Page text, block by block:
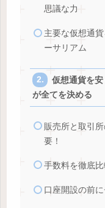
思議な力
主要な仮想通
ーサリアム
仮想通貨を
が全てを決める
販売所と取引
要！
手数料を徹底
口座開設の前